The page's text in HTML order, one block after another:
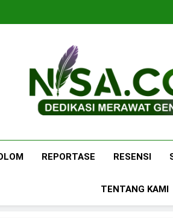
Nisa.co.id
REPORTASE RESENSI
TENTANG KAMI